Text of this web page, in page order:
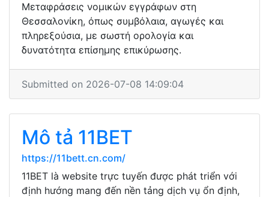
Μεταφράσεις νομικών εγγράφων στη
Θεσσαλονίκη, όπως συμβόλαια, αγωγές και
πληρεξούσια, με σωστή ορολογία και
δυνατότητα επίσημης επικύρωσης.
Submitted on 2026-07-08 14:09:04
Mô tả 11BET
https://11bett.cn.com/
11BET là website trực tuyến được phát triển với
định hướng mang đến nền tảng dịch vụ ổn định,